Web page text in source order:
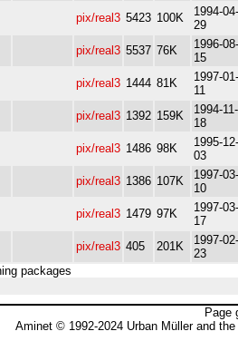
pix/real3 5423 100K
1994-04-
29
pix/real3 5537 76K
1996-08-
15
pix/real3 1444 81K
1997-01-
11
pix/real3 1392 159K
1994-11-
18
pix/real3 1486 98K
1995-12-
03
pix/real3 1386 107K
1997-03-
10
pix/real3 1479 97K
1997-03-
17
pix/real3 405 201K
1997-02-
23
packages
Page
Aminet © 1992-2024 Urban Müller and the